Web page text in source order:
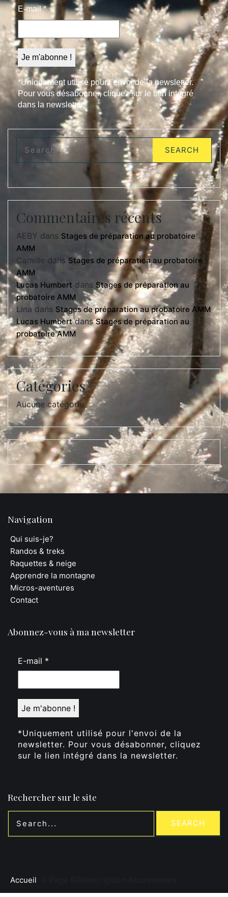
E-mail*
*Uniquement utilisé pour l’envoi de la newsletter.
Pour vous désabonner, cliquez sur le lien intégré
dans la newsletter.
Commentaires récents
AEBY dans Stages de préparation au probatoire
AMM
Camille dans Stages de préparation au probatoire
AMM
Lucas Humbert dans Stages de préparation au
probatoire AMM
Lina dans Stages de préparation au probatoire AMM
Lucas HumbertdansStages de préparation au
probatoire AMM
Catégories
Aucune catégorie
Navigation
Qui suis-je?
Randos & treks
Raquettes & neige
Apprendre la montagne
Micros-aventures
Contact
Abonnez-vous à ma newsletter
E-mail *
*Uniquement utilisé pour l'envoi de la
newsletter. Pour vous désabonner, cliquez
sur le lien intégré dans la newsletter.
Rechercher sur le site
Accueil